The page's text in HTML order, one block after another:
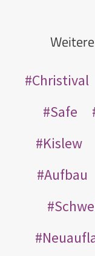
Christival
Safe
Kislew
Aufbau